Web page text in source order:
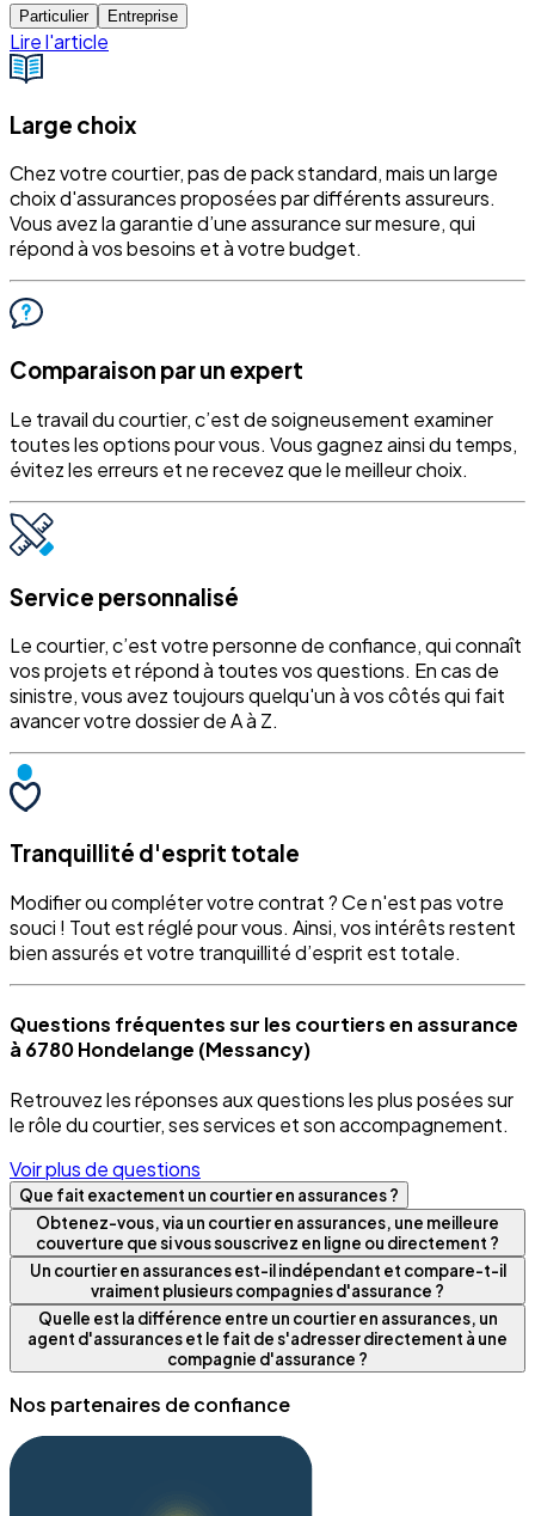
Particulier Entreprise
Lire l'article
Large choix
Chez votre courtier, pas de pack standard, mais un large
choix d'assurances proposées par différents assureurs.
Vous avez la garantie d’une assurance sur mesure, qui
répond à vos besoins et à votre budget.
Comparaison par un expert
Le travail du courtier, c’est de soigneusement examiner
toutes les options pour vous. Vous gagnez ainsi du temps,
évitez les erreurs et ne recevez que le meilleur choix.
Service personnalisé
Le courtier, c’est votre personne de confiance, qui connaît
vos projets et répond à toutes vos questions. En cas de
sinistre, vous avez toujours quelqu'un à vos côtés qui fait
avancer votre dossier de A à Z.
Tranquillité d'esprit totale
Modifier ou compléter votre contrat ? Ce n'est pas votre
souci ! Tout est réglé pour vous. Ainsi, vos intérêts restent
bien assurés et votre tranquillité d’esprit est totale.
Questions fréquentes sur les courtiers en assurance
à 6780 Hondelange (Messancy)
Retrouvez les réponses aux questions les plus posées sur
le rôle du courtier, ses services et son accompagnement.
Voir plus de questions
Que fait exactement un courtier en assurances ?
Obtenez-vous, via un courtier en assurances, une meilleure
couverture que si vous souscrivez en ligne ou directement ?
Un courtier en assurances est-il indépendant et compare-t-il
vraiment plusieurs compagnies d'assurance ?
Quelle est la différence entre un courtier en assurances, un
agent d'assurances et le fait de s'adresser directement à une
compagnie d'assurance ?
Nos partenaires de confiance